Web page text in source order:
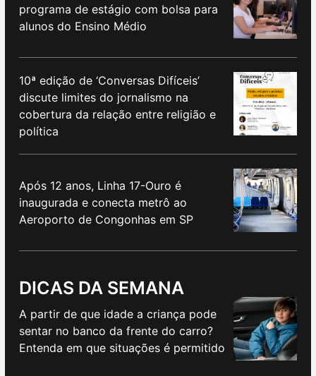
programa de estágio com bolsa para
alunos do Ensino Médio
10ª edição de ‘Conversas Difíceis’
discute limites do jornalismo na
cobertura da relação entre religião e
política
Após 12 anos, Linha 17-Ouro é
inaugurada e conecta metrô ao
Aeroporto de Congonhas em SP
DICAS DA SEMANA
A partir de que idade a criança pode
sentar no banco da frente do carro?
Entenda em que situações é permitido